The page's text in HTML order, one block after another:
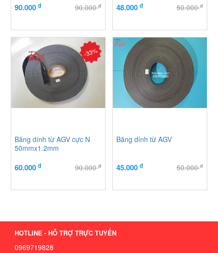
90.000 đ 90.000đ 48.000 đ 50.000đ
-33%
Băng dính từ AGV cực N
50mmx1.2mm
60.000 đ 90.000đ
Băng dính từ AGV
45.000 đ 50.000đ
HOTLINE - HỖ TRỢ TRỰC TUYẾN
0969719828